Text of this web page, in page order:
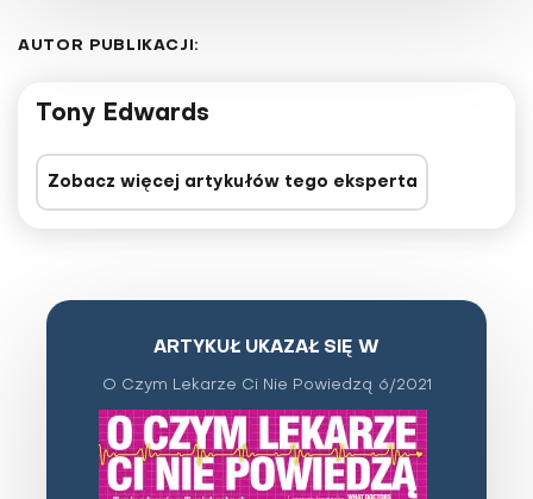
AUTOR PUBLIKACJI:
Tony Edwards
Zobacz więcej artykułów tego eksperta
ARTYKUŁ UKAZAŁ SIĘ W
O Czym Lekarze Ci Nie Powiedzą 6/2021